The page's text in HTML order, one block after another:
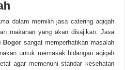
dalam memilih jasa catering aqiqah
makanan yang akan disajikan. Jasa
Bogor sangat memperhatikan masalah
untuk memasak hidangan aqiqah
agar memenuhi standar kesehatan